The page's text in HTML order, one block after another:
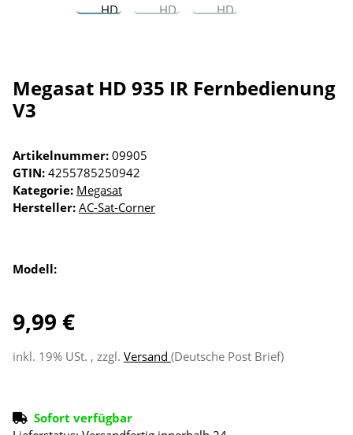
Megasat HD 935 IR Fernbedienung
V3
Artikelnummer: 09905
GTIN: 4255785250942
Kategorie: Megasat
Hersteller: AC-Sat-Corner
Modell:
9,99 €
inkl. 19% USt. , zzgl. Versand (Deutsche Post Brief)
Sofort verfügbar